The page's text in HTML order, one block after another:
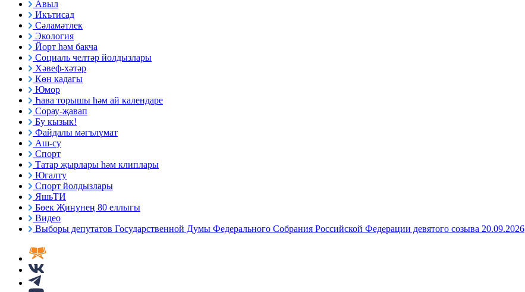
Авыл
Икътисад
Сәламәтлек
Экология
Йорт һәм бакча
Социаль челтәр йолдызлары
Хәвеф-хәтәр
Көн кадагы
Юмор
Һава торышы һәм ай календаре
Сорау-җавап
Бу кызык!
Файдалы мәгълүмат
Аш-су
Спорт
Татар җырлары һәм клиплары
Югалту
Спорт йолдызлары
ЯшьТИ
Бөек Җиңүнең 80 еллыгы
Видео
Выборы депутатов Государственной Думы Федерального Собрания Российской Федерации девятого созыва 20.09.2026